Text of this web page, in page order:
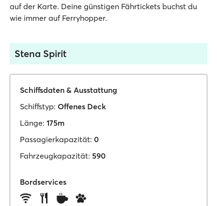
auf der Karte. Deine günstigen Fährtickets buchst du
wie immer auf Ferryhopper.
Stena Spirit
Schiffsdaten & Ausstattung
Schiffstyp: Offenes Deck
Länge: 175m
Passagierkapazität: 0
Fahrzeugkapazität: 590
Bordservices